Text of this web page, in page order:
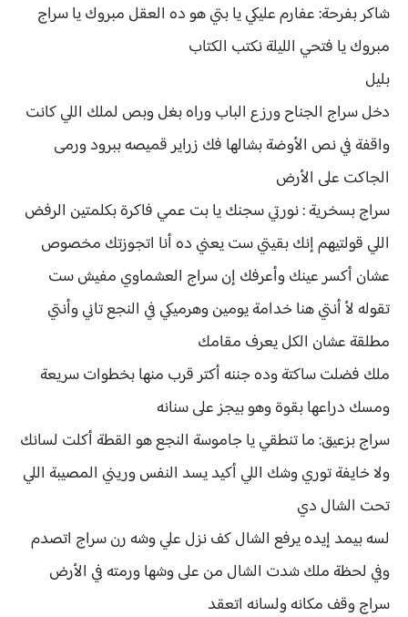
شاكر بفرحة: عفارم عليكي يا بتي هو ده العقل مبروك يا سراج
مبروك يا فتحي الليلة نكتب الكتاب
بليل
دخل سراج الجناح ورزع الباب وراه بغل وبص لملك اللي كانت
واقفة في نص الأوضة بشالها فك زراير قميصه ببرود ورمى
الجاكت على الأرض
سراج بسخرية : نورتي سجنك يا بت عمي فاكرة بكلمتين الرفض
اللي قولتيهم إنك بقيتي ست يعني ده أنا اتجوزتك مخصوص
عشان أكسر عينك وأعرفك إن سراج العشماوي مفيش ست
تقوله لأ أنتي هنا خدامة يومين وهرميكي في النجع تاني وأنتي
مطلقة عشان الكل يعرف مقامك
ملك فضلت ساكتة وده جننه أكتر قرب منها بخطوات سريعة
ومسك دراعها بقوة وهو بيجز على سنانه
سراج بزعيق: ما تنطقي يا جاموسة النجع هو القطة أكلت لسانك
ولا خايفة توري وشك اللي أكيد يسد النفس وريني المصيبة اللي
تحت الشال دي
لسه بيمد إيده يرفع الشال كف نزل علي وشه رن سراج اتصدم
وفي لحظة ملك شدت الشال من على وشها ورمته في الأرض
سراج وقف مكانه ولسانه اتعقد